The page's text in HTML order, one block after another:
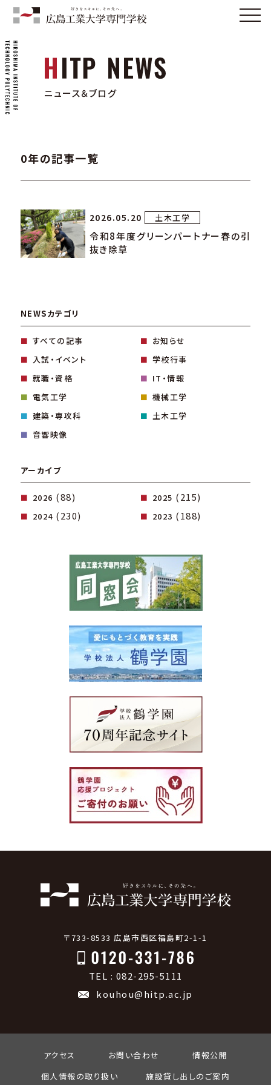
ニュース＆ブログ
0年の記事一覧
2026.05.20 土木工学
令和8年度グリーンパートナー春の引
抜き除草
NEWSカテゴリ
すべての記事
お知らせ
入試・イベント
学校行事
就職・資格
IT・情報
電気工学
機械工学
建築・専攻科
土木工学
音響映像
アーカイブ
2026 (88) 2025 (215)
2024 (230) 2023 (188)
〒733-8533 広島市西区福島町2-1-1
TEL : 082-295-5111
kouhou@hitp.ac.jp
アクセス お問い合わせ
情報公開
個人情報の取り扱い
施設貸し出しのご案内